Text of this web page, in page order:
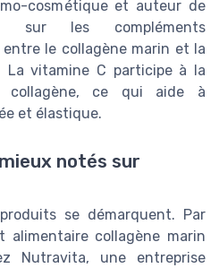
cosmétique et auteur de
sur les compléments
le collagène marin et la
La vitamine C participe à la
collagène, ce qui aide à
et élastique.
notés sur
se démarquent. Par
alimentaire collagène marin
Nutravita, une entreprise